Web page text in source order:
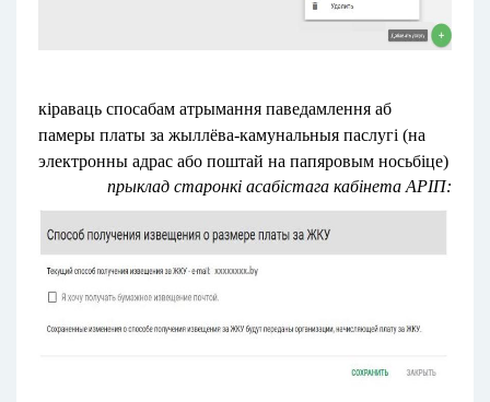
кіраваць спосабам атрымання паведамлення аб
памеры платы за жыллёва-камунальныя паслугі (на
электронны адрас або поштай на папяровым носьбіце)
прыклад старонкі асабістага кабінета АРІП: